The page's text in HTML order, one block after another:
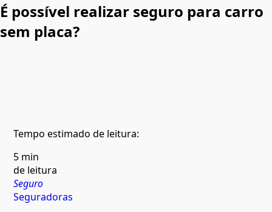
É possível realizar seguro para carro
sem placa?
Tempo estimado de leitura:
5 min
de leitura
Seguro
Seguradoras